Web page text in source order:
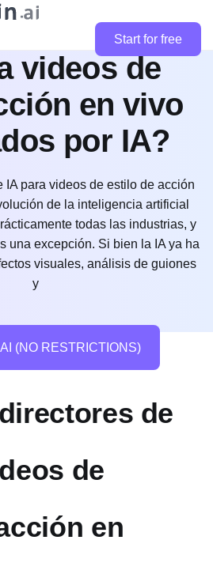
Start for free
directores de
videos de
en vivo
por IA?
IA para videos de estilo de acción
de la inteligencia artificial
todas las industrias, y
una excepción. Si bien la IA ya ha
visuales, análisis de guiones
y
(NO RESTRICTIONS)
de
de
en